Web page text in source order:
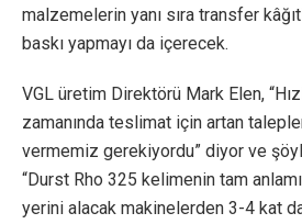
malzemelerin yanı sıra transfer
baskı yapmayı da içerecek.
VGL üretim Direktörü Mark Elen,
zamanında teslimat için artan
vermemiz gerekiyordu” diyor ve
“Durst Rho 325 kelimenin tam
yerini alacak makinelerden 3-4 kat